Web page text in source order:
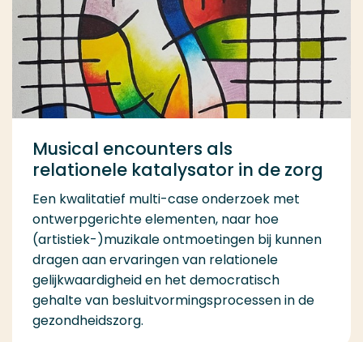
Musical encounters als
relationele katalysator in de zorg
Een kwalitatief multi-case onderzoek met
ontwerpgerichte elementen, naar hoe
(artistiek-)muzikale ontmoetingen bij kunnen
dragen aan ervaringen van relationele
gelijkwaardigheid en het democratisch
gehalte van besluitvormingsprocessen in de
gezondheidszorg.